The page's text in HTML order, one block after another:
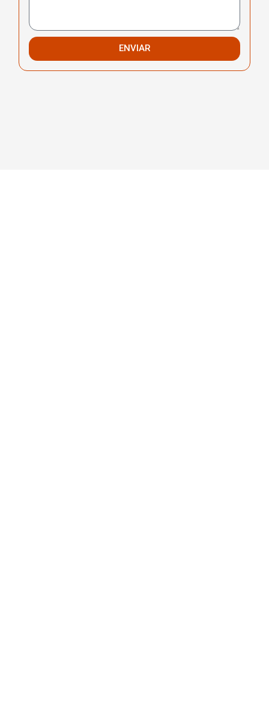
ENVIAR